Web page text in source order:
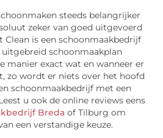
steeds belangrijker
zeker van goed uitgevoerd
Clean is een schoonmaakbedrijf
schoonmaakplan
manier exact wat en wanneer er
zo wordt er niets over het hoofd
schoonmaakbedrijf met een
u ook de online reviews eens
Breda of Tilburg om
een verstandige keuze.